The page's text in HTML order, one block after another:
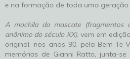
e na formação de toda uma
A mochila do mascate
anônimo do século XX), vem em
original, nos anos 90, pela Bem-Te-
memórias de Gianni Ratto, junta-